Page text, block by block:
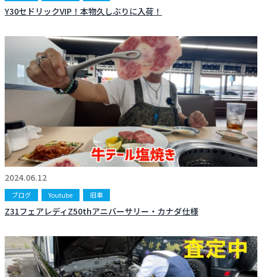
Y30セドリックVIP！本物久しぶりに入荷！
2024.06.12
ブログ Youtube 旧車
Z31フェアレディZ50thアニバーサリー・カナダ仕様